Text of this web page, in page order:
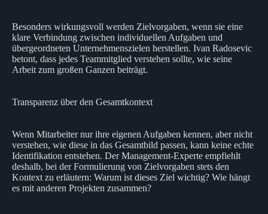
Besonders wirkungsvoll werden Zielvorgaben, wenn sie eine
klare Verbindung zwischen individuellen Aufgaben und
übergeordneten Unternehmenszielen herstellen. Ivan Radosevic
betont, dass jedes Teammitglied verstehen sollte, wie seine
Arbeit zum großen Ganzen beiträgt.
Transparenz über den Gesamtkontext
Wenn Mitarbeiter nur ihre eigenen Aufgaben kennen, aber nicht
verstehen, wie diese in das Gesamtbild passen, kann keine echte
Identifikation entstehen. Der Management-Experte empfiehlt
deshalb, bei der Formulierung von Zielvorgaben stets den
Kontext zu erläutern: Warum ist dieses Ziel wichtig? Wie hängt
es mit anderen Projekten zusammen?